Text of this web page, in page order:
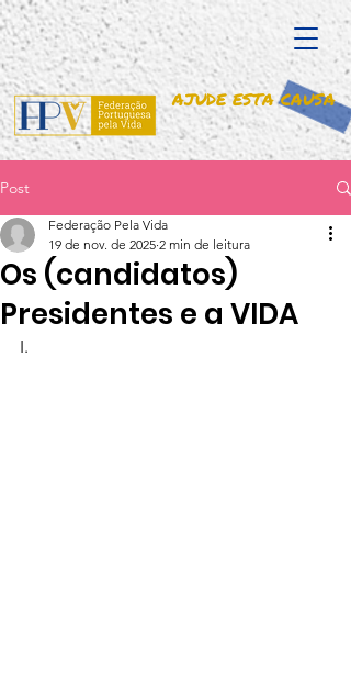
AJUDE ESTA CAUSA
Post
Os (candidatos)
Presidentes e a VIDA
Federação Pela Vida
19 de nov. de 2025 2 min de leitura
I.